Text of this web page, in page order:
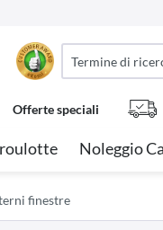
Offerte speciali
roulotte Noleggio
finestre